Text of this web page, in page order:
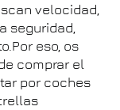
velocidad,
seguridad,
eso, os
comprar el
por coches